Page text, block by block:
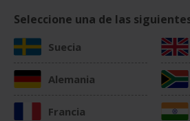
Seleccione una de las
Suecia
Alemania
Francia